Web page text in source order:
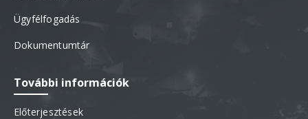
Ügyfélfogadás
Dokumentumtár
További információk
Előterjesztések